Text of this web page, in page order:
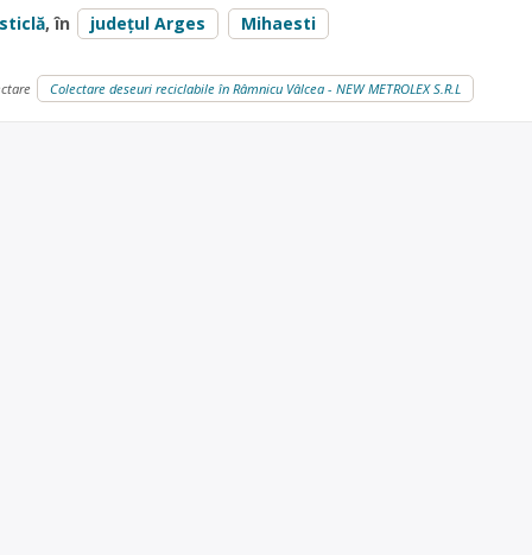
sticlă, în județul Arges Mihaesti
Colectare deseuri reciclabile în Râmnicu Vâlcea - NEW METROLEX S.R.L